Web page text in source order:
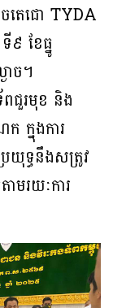
ចតេជោ TYDA
៩ ខែធ្នូ
ច។
ពជួរមុខ និង
ក្នុងការ
រយុទ្ធនឹងសត្រូវ
រយៈការ